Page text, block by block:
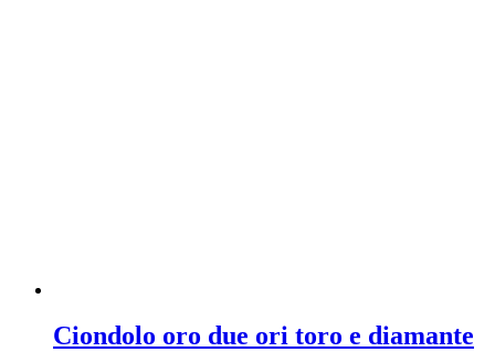
Ciondolo oro due ori toro e diamante